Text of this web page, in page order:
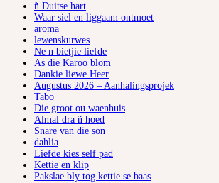
ñ Duitse hart
Waar siel en liggaam ontmoet
aroma
lewenskurwes
Ne n bietjie liefde
As die Karoo blom
Dankie liewe Heer
Augustus 2026 – Aanhalingsprojek
Tabo
Die groot ou waenhuis
Almal dra ñ hoed
Snare van die son
dahlia
Liefde kies self pad
Kettie en klip
Pakslae bly tog kettie se baas